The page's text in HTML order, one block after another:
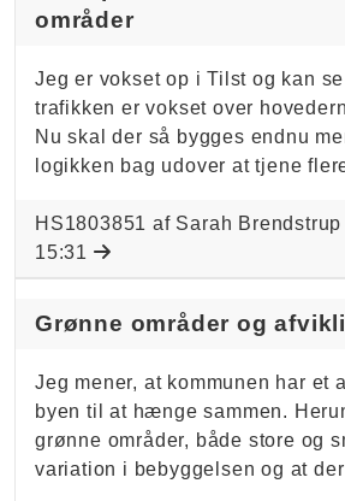
områder
Jeg er vokset op i Tilst og kan
trafikken er vokset over
Nu skal der så bygges endnu
logikken bag udover at tjene
HS1803851 af Sarah Brendstrup
15:31
Grønne områder og
Jeg mener, at kommunen har et
byen til at hænge sammen.
grønne områder, både store og
variation i bebyggelsen og at